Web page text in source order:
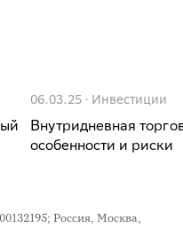
06.03.25 · Инвестиции
Внутридневная
особенности и риски
Россия, Москва,